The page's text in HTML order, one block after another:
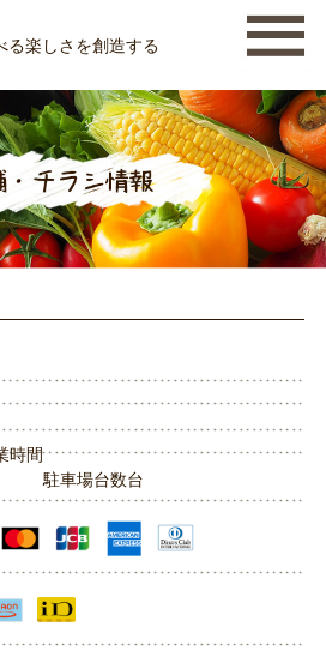
る楽しさを創造する
時間
駐車場台数台